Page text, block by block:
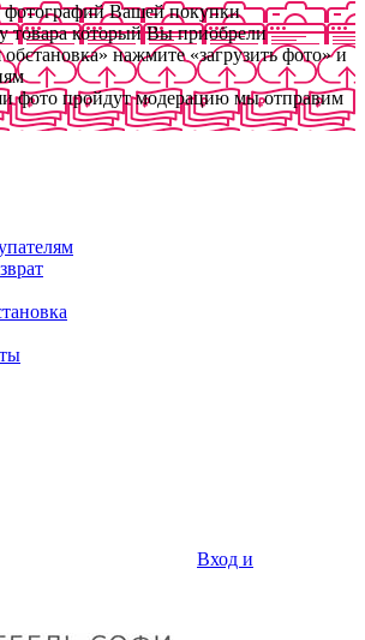
фотографий Вашей покупки
товара который Вы приобрели
нажмите «загрузить фото» и
фото пройдут модерацию мы отправим
Вход и